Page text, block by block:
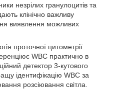
незрілих гранулоцитів та
клінічно важливу
виявлення можливих
проточної цитометрії
WBC практично в
детектор 3-кутового
ідентифікацію WBC за
розсіювання світла.